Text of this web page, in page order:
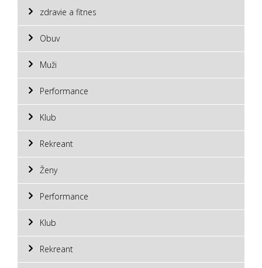
zdravie a fitnes
Obuv
Muži
Performance
Klub
Rekreant
Ženy
Performance
Klub
Rekreant